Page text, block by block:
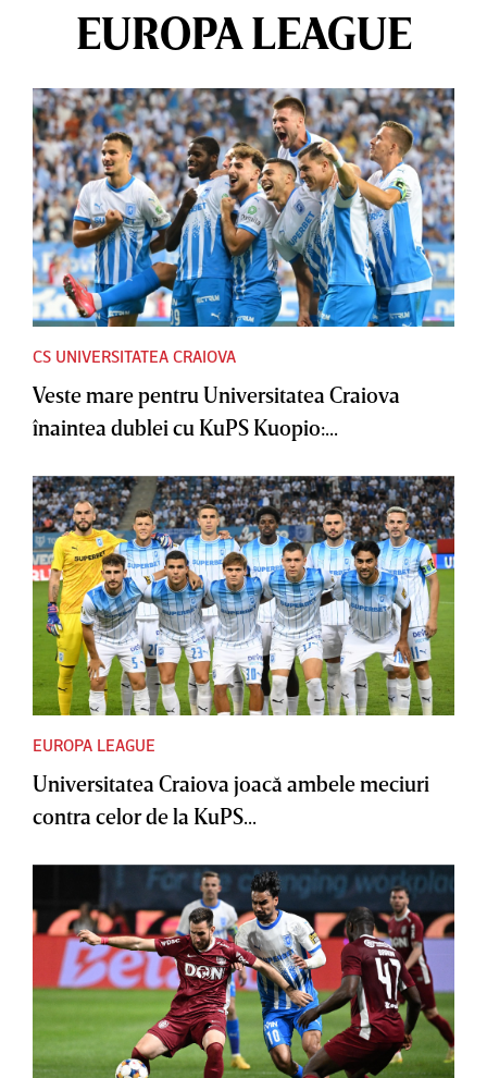
EUROPA LEAGUE
CS UNIVERSITATEA CRAIOVA
Veste mare pentru Universitatea Craiova
înaintea dublei cu KuPS Kuopio:...
EUROPA LEAGUE
Universitatea Craiova joacă ambele meciuri
contra celor de la KuPS...